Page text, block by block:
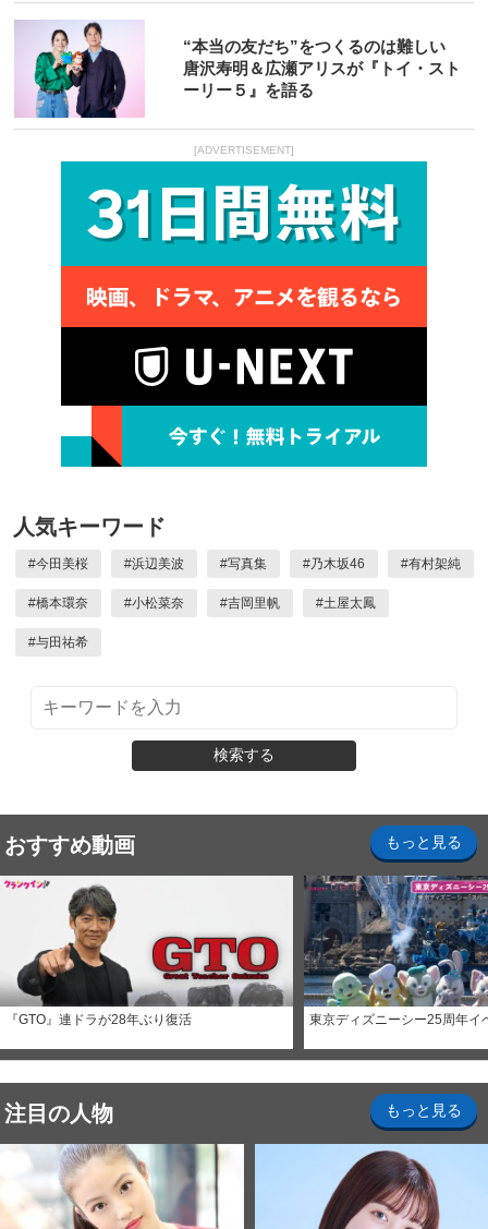
“本当の友だち”をつくるのは難しい
唐沢寿明＆広瀬アリスが『トイ・スト
ーリー５』を語る
[ADVERTISEMENT]
人気キーワード
#今田美桜 #浜辺美波 #写真集 #乃木坂46 #有村架純
#橋本環奈 #小松菜奈 #吉岡里帆 #土屋太鳳
#与田祐希
検索する
おすすめ動画 もっと見る
『GTO』連ドラが28年ぶり復活 東京ディズニーシー25周年イ
注目の人物 もっと見る